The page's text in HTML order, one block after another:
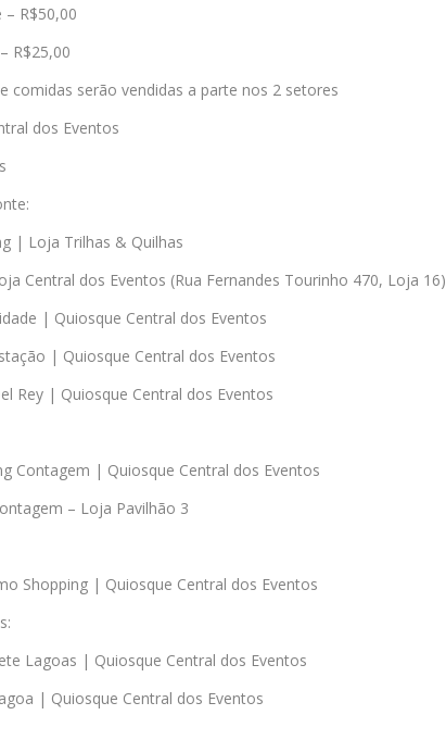
– R$50,00
R$25,00
comidas serão vendidas a parte nos 2 setores
dos Eventos
| Loja Trilhas & Quilhas
Central dos Eventos (Rua Fernandes Tourinho 470, Loja 16)
| Quiosque Central dos Eventos
| Quiosque Central dos Eventos
Rey | Quiosque Central dos Eventos
Contagem | Quiosque Central dos Eventos
– Loja Pavilhão 3
Shopping | Quiosque Central dos Eventos
Lagoas | Quiosque Central dos Eventos
| Quiosque Central dos Eventos